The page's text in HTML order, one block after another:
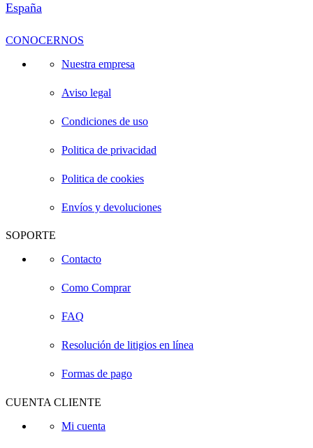
España
CONOCERNOS
Nuestra empresa
Aviso legal
Condiciones de uso
Politica de privacidad
Politica de cookies
Envíos y devoluciones
SOPORTE
Contacto
Como Comprar
FAQ
Resolución de litigios en línea
Formas de pago
CUENTA CLIENTE
Mi cuenta